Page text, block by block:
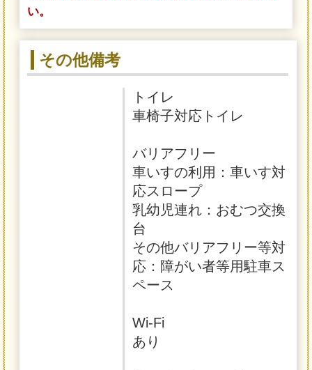
い。
その他備考
トイレ
車椅子対応トイレ
バリアフリー
車いすの利用：車いす対
応スロープ
乳幼児連れ：おむつ交換
台
その他バリアフリー等対
応：障がい者等用駐車ス
ペース
Wi-Fi
あり